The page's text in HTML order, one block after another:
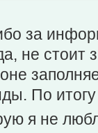
за
не стоит
По
я не